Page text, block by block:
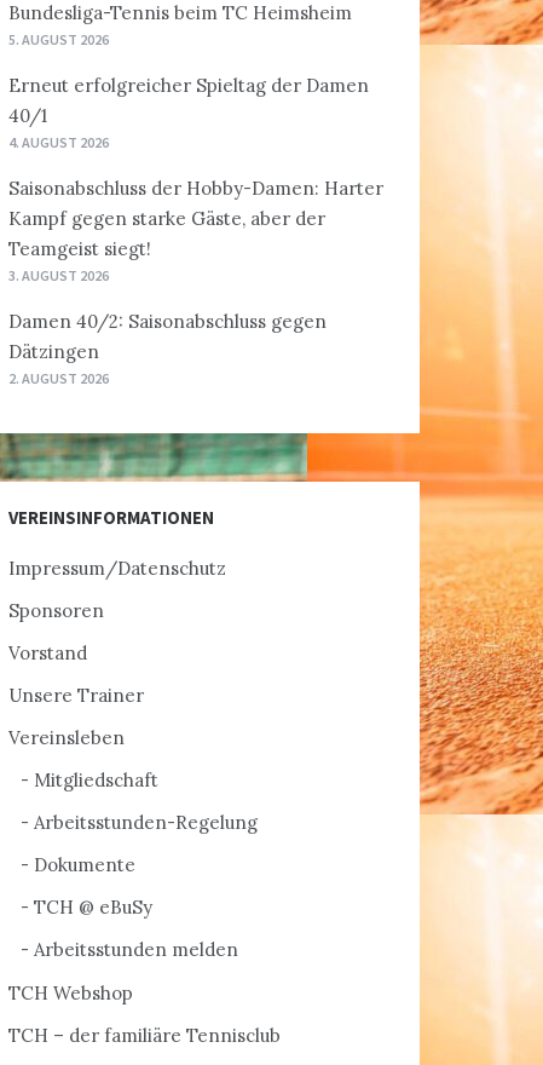
Bundesliga-Tennis beim TC Heimsheim
5. AUGUST 2026
Erneut erfolgreicher Spieltag der Damen
40/1
4. AUGUST 2026
Saisonabschluss der Hobby-Damen: Harter
Kampf gegen starke Gäste, aber der
Teamgeist siegt!
3. AUGUST 2026
Damen 40/2: Saisonabschluss gegen
Dätzingen
2. AUGUST 2026
VEREINSINFORMATIONEN
Impressum/Datenschutz
Sponsoren
Vorstand
Unsere Trainer
Vereinsleben
Mitgliedschaft
Arbeitsstunden-Regelung
Dokumente
TCH @ eBuSy
Arbeitsstunden melden
TCH Webshop
TCH – der familiäre Tennisclub